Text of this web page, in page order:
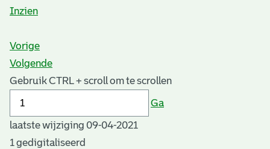
Inzien
Vorige
Volgende
Gebruik CTRL + scroll om te scrollen
Ga
laatste wijziging 09-04-2021
1 gedigitaliseerd